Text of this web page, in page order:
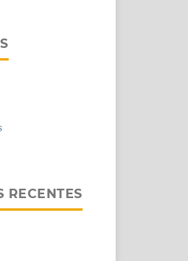
RECENTES